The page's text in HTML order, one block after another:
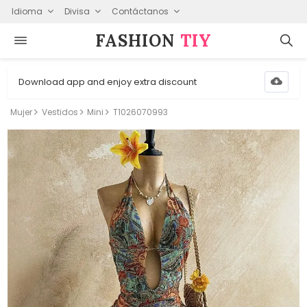
Idioma Divisa Contáctanos
FASHION⁠ TIY
Download app and enjoy extra discount
Mujer Vestidos Mini T1026070993